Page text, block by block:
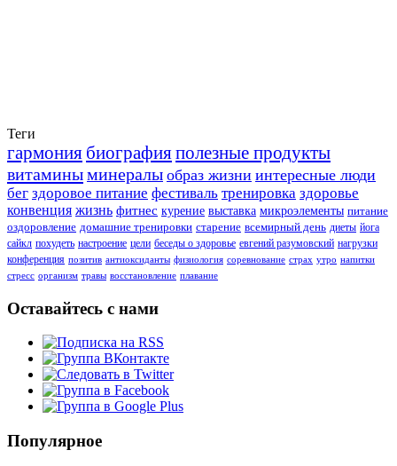
Теги
гармония биографияполезные продукты
витаминыминералы образ жизни интересные люди
бег здоровое питание фестиваль тренировка здоровье
конвенция жизнь фитнес курение выставка микроэлементы питание
оздоровление домашние тренировки старение всемирный день диеты йога
сайкл похудеть настроение цели беседы о здоровье евгений разумовский нагрузки
конференция позитив антиоксиданты физиология соревнование страх утро напитки
стресс организм травы восстановление плавание
Оставайтесь с нами
Популярное